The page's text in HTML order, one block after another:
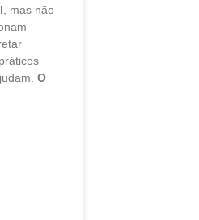
, mas não
O